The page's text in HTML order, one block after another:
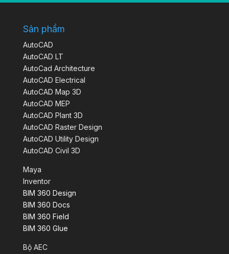
Sản phẩm
AutoCAD
AutoCAD LT
AutoCad Architecture
AutoCAD Electrical
AutoCAD Map 3D
AutoCAD MEP
AutoCAD Plant 3D
AutoCAD Raster Design
AutoCAD Utility Design
AutoCAD Civil 3D
Maya
Inventor
BIM 360 Design
BIM 360 Docs
BIM 360 Field
BIM 360 Glue
Bộ AEC